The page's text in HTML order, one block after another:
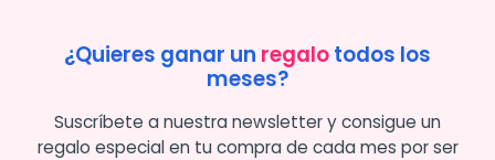
¿Quieres ganar un regalotodos los
meses?
Suscríbete a nuestra newsletter y consigue un
regalo especial en tu compra de cada mes por ser